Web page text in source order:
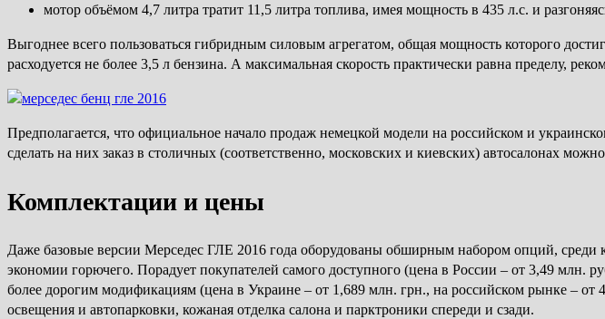
мотор объёмом 4,7 литра тратит 11,5 литра топлива, имея мощность в 435 л.с. и
Выгоднее всего пользоваться гибридным силовым агрегатом, общая мощность которого
расходуется не более 3,5 л бензина. А максимальная скорость практически равна пределу,
Предполагается, что официальное начало продаж немецкой модели на российском и
сделать на них заказ в столичных (соответственно, московских и киевских) автосалонах
Комплектации и цены
Даже базовые версии Мерседес ГЛЕ 2016 года оборудованы обширным набором опций, среди
экономии горючего. Порадует покупателей самого доступного (цена в России – от 3,49 млн.
более дорогим модификациям (цена в Украине – от 1,689 млн. грн., на российском рынке – от
освещения и автопарковки, кожаная отделка салона и парктроники спереди и сзади.